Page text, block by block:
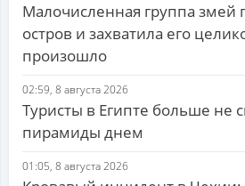
Малочисленная группа змей
остров и захватила его
произошло
02:59, 8 августа 2026
Туристы в Египте больше не
пирамиды днем
01:05, 8 августа 2026